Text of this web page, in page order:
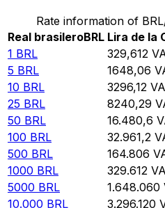
Rate information of
Real brasileroBRL Lira de la
1 BRL 329,612
5 BRL 1648,06
10 BRL 3296,12
25 BRL 8240,29
50 BRL 16.480,6
100 BRL 32.961,2
500 BRL 164.806
1000 BRL 329.612
5000 BRL 1.648.060
10.000 BRL 3.296.120